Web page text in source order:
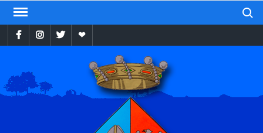
Skip
contentFacebookInstragram
TwitterEbando